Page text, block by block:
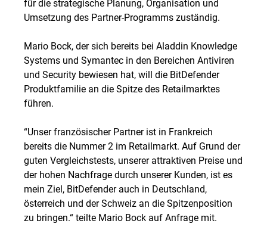
für die strategische Planung, Organisation und
Umsetzung des Partner-Programms zuständig.
Mario Bock, der sich bereits bei Aladdin Knowledge
Systems und Symantec in den Bereichen Antiviren
und Security bewiesen hat, will die BitDefender
Produktfamilie an die Spitze des Retailmarktes
führen.
“Unser französischer Partner ist in Frankreich
bereits die Nummer 2 im Retailmarkt. Auf Grund der
guten Vergleichstests, unserer attraktiven Preise und
der hohen Nachfrage durch unserer Kunden, ist es
mein Ziel, BitDefender auch in Deutschland,
österreich und der Schweiz an die Spitzenposition
zu bringen.“ teilte Mario Bock auf Anfrage mit.